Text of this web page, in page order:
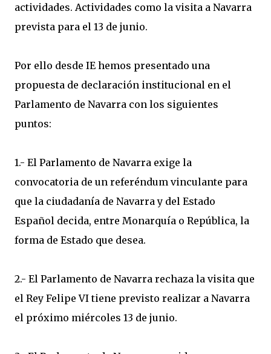
actividades. Actividades como la visita a Navarra
prevista para el 13 de junio.
Por ello desde IE hemos presentado una
propuesta de declaración institucional en el
Parlamento de Navarra con los siguientes
puntos:
1.- El Parlamento de Navarra exige la
convocatoria de un referéndum vinculante para
que la ciudadanía de Navarra y del Estado
Español decida, entre Monarquía o República, la
forma de Estado que desea.
2.- El Parlamento de Navarra rechaza la visita que
el Rey Felipe VI tiene previsto realizar a Navarra
el próximo miércoles 13 de junio.